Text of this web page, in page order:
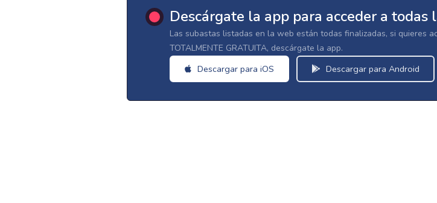
Descárgate la app para acceder a todas
Las subastas listadas en la web están todas finalizadas, si quieres
TOTALMENTE GRATUITA, descárgate la app.
Descargar para iOS Descargar para Android